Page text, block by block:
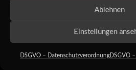
Ablehnen
Einstellungen
DSGVO – Datenschutzverordnung DSGVO